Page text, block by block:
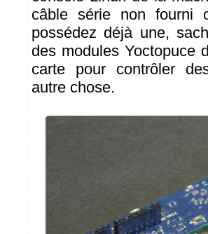
câble série non fourni
possédez déjà une,
des modules Yoctopuce
carte pour contrôler
autre chose.